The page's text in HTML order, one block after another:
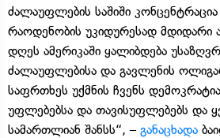
ძალაუფლების საშიში
რაოდენობის უკიდურესად მდიდარი
დღეს ამერიკაში ყალიბდება
ძალაუფლებისა და გავლენის
საფრთხეს უქმნის ჩვენს
უფლებებსა და თავისუფლებებს და
სამართლიან შანსს“, – განაცხადა